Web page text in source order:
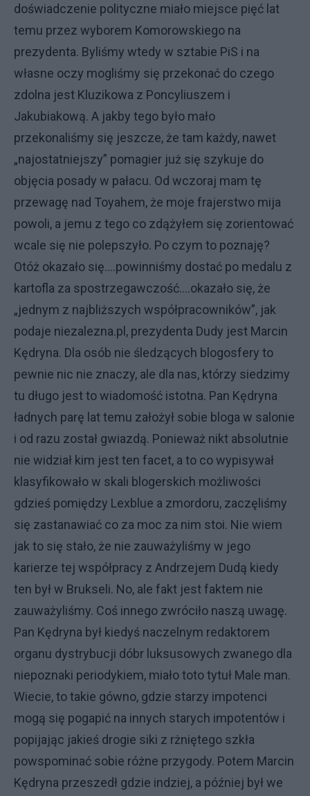
doświadczenie polityczne miało miejsce pięć lat
temu przez wyborem Komorowskiego na
prezydenta. Byliśmy wtedy w sztabie PiS i na
własne oczy mogliśmy się przekonać do czego
zdolna jest Kluzikowa z Poncyliuszem i
Jakubiakową. A jakby tego było mało
przekonaliśmy się jeszcze, że tam każdy, nawet
„najostatniejszy” pomagier już się szykuje do
objęcia posady w pałacu. Od wczoraj mam tę
przewagę nad Toyahem, że moje frajerstwo mija
powoli, a jemu z tego co zdążyłem się zorientować
wcale się nie polepszyło. Po czym to poznaję?
Otóż okazało się....powinniśmy dostać po medalu z
kartofla za spostrzegawczość....okazało się, że
„jednym z najbliższych współpracowników”, jak
podaje niezalezna.pl, prezydenta Dudy jest Marcin
Kędryna. Dla osób nie śledzących blogosfery to
pewnie nic nie znaczy, ale dla nas, którzy siedzimy
tu długo jest to wiadomość istotna. Pan Kędryna
ładnych parę lat temu założył sobie bloga w salonie
i od razu został gwiazdą. Ponieważ nikt absolutnie
nie widział kim jest ten facet, a to co wypisywał
klasyfikowało w skali blogerskich możliwości
gdzieś pomiędzy Lexblue a zmordoru, zaczęliśmy
się zastanawiać co za moc za nim stoi. Nie wiem
jak to się stało, że nie zauważyliśmy w jego
karierze tej współpracy z Andrzejem Dudą kiedy
ten był w Brukseli. No, ale fakt jest faktem nie
zauważyliśmy. Coś innego zwróciło naszą uwagę.
Pan Kędryna był kiedyś naczelnym redaktorem
organu dystrybucji dóbr luksusowych zwanego dla
niepoznaki periodykiem, miało toto tytuł Male man.
Wiecie, to takie gówno, gdzie starzy impotenci
mogą się pogapić na innych starych impotentów i
popijając jakieś drogie siki z rżniętego szkła
powspominać sobie różne przygody. Potem Marcin
Kędryna przeszedł gdzie indziej, a później był we